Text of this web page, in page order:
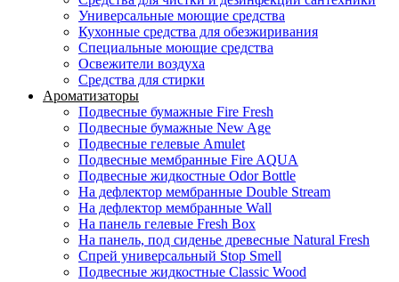
Универсальные моющие средства
Кухонные средства для обезжиривания
Специальные моющие средства
Освежители воздуха
Средства для стирки
Ароматизаторы
Подвесные бумажные Fire Fresh
Подвесные бумажные New Age
Подвесные гелевые Amulet
Подвесные мембранные Fire AQUA
Подвесные жидкостные Odor Bottle
На дефлектор мембранные Double Stream
На дефлектор мембранные Wall
На панель гелевые Fresh Box
На панель, под сиденье древесные Natural Fresh
Спрей универсальный Stop Smell
Подвесные жидкостные Classic Wood